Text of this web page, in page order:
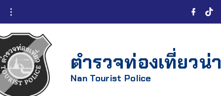
ตำรวจท่องเที่ยวน่
Nan Tourist Police